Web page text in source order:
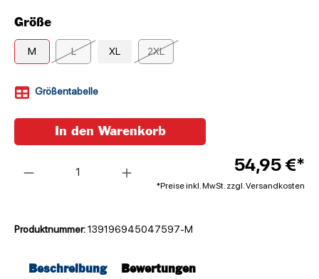
Größe
M L XL 2XL
Größentabelle
54,95 €*
*Preise inkl. MwSt. zzgl. Versandkosten
In den Warenkorb
Produktnummer:139196945047597-M
Beschreibung Bewertungen